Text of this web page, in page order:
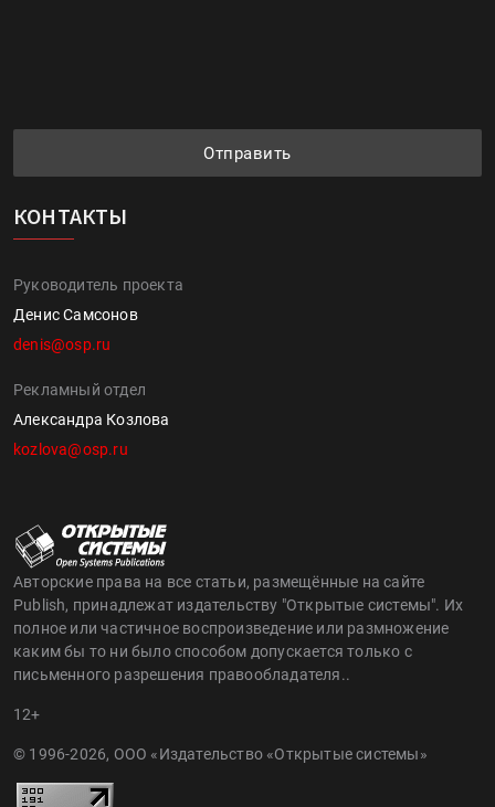
Отправить
КОНТАКТЫ
Руководитель проекта
Денис Самсонов
denis@osp.ru
Рекламный отдел
Александра Козлова
kozlova@osp.ru
Авторские права на все статьи, размещённые на сайте
Publish, принадлежат издательству "Открытые системы". Их
полное или частичное воспроизведение или размножение
каким бы то ни было способом допускается только с
письменного разрешения правообладателя..
12+
© 1996-2026, ООО «Издательство «Открытые системы»